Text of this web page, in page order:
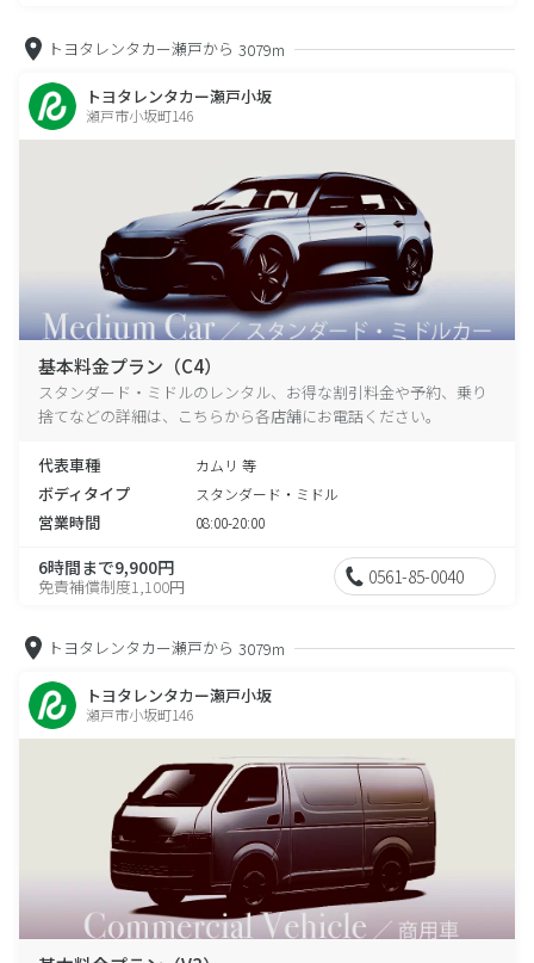
トヨタレンタカー瀬戸から 3079m
トヨタレンタカー瀬戸小坂
瀬戸市小坂町146
基本料金プラン（C4）
スタンダード・ミドルのレンタル、お得な割引料金や予約、乗り
捨てなどの詳細は、こちらから各店舗にお電話ください。
代表車種 カムリ 等
ボディタイプ スタンダード・ミドル
営業時間 08:00-20:00
6時間まで9,900円
免責補償制度1,100円 0561-85-0040
トヨタレンタカー瀬戸から 3079m
トヨタレンタカー瀬戸小坂
瀬戸市小坂町146